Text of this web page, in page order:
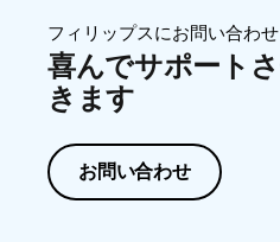
フィリップスにお問い合わせ
喜んでサポート
きます
お問い合わせ